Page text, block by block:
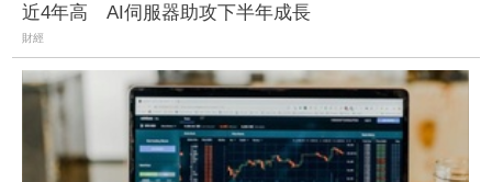
近4年高 AI伺服器助攻下半年成長
財經